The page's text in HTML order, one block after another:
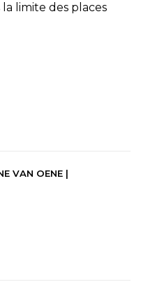
limite des places
VAN OENE |